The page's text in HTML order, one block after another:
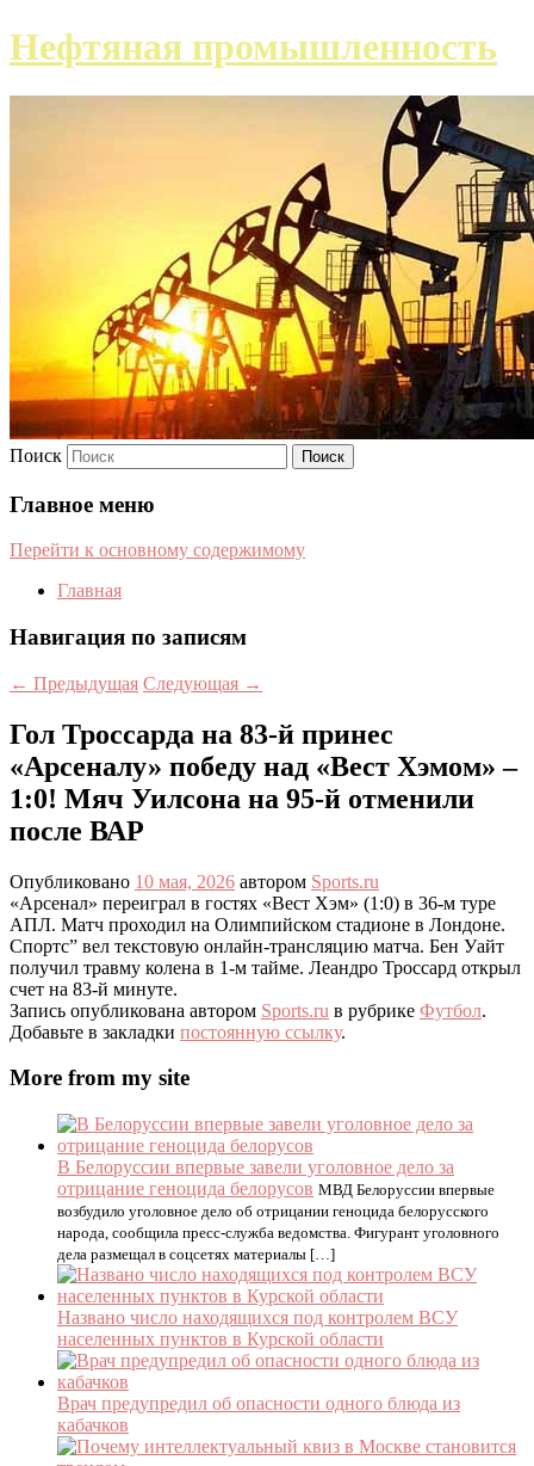
Нефтяная промышленность
Поиск
Главное меню
Перейти к основному содержимому
Главная
Навигация по записям
← Предыдущая Следующая →
Гол Троссарда на 83-й принес
«Арсеналу» победу над «Вест Хэмом» –
1:0! Мяч Уилсона на 95-й отменили
после ВАР
Опубликовано 10 мая, 2026 автором Sports.ru
«Арсенал» переиграл в гостях «Вест Хэм» (1:0) в 36-м туре
АПЛ. Матч проходил на Олимпийском стадионе в Лондоне.
Спортс” вел текстовую онлайн-трансляцию матча. Бен Уайт
получил травму колена в 1-м тайме. Леандро Троссард открыл
счет на 83-й минуте.
Запись опубликована автором Sports.ru в рубрике Футбол.
Добавьте в закладки постоянную ссылку.
More from my site
В Белоруссии впервые завели уголовное дело за
отрицание геноцида белорусов МВД Белоруссии впервые
возбудило уголовное дело об отрицании геноцида белорусского
народа, сообщила пресс-служба ведомства. Фигурант уголовного
дела размещал в соцсетях материалы […]
Названо число находящихся под контролем ВСУ
населенных пунктов в Курской области
Врач предупредил об опасности одного блюда из
кабачков